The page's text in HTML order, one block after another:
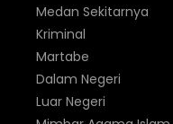
Medan Sekitarnya
Kriminal
Martabe
Dalam Negeri
Luar Negeri